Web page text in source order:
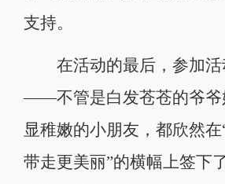
支持。
在活动的最后，参加活
——不管是白发苍苍的爷爷
显稚嫩的小朋友，都欣然在
带走更美丽”的横幅上签下